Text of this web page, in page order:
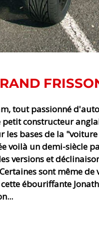
tout passionné
petit constructeur
les bases de la
voilà un demi-siècle
versions et
sont même
ébouriffante